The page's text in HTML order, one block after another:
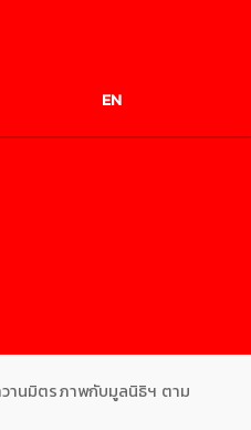
EN
วานมิตรภาพกับมูลนิธิฯ ตาม